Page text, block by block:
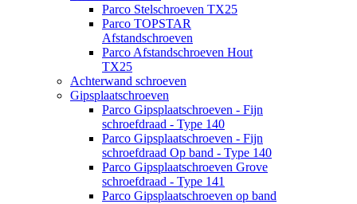
Parco Stelschroeven TX25
Parco TOPSTAR
Afstandschroeven
Parco Afstandschroeven Hout
TX25
Achterwand schroeven
Gipsplaatschroeven
Parco Gipsplaatschroeven - Fijn
schroefdraad - Type 140
Parco Gipsplaatschroeven - Fijn
schroefdraad Op band - Type 140
Parco Gipsplaatschroeven Grove
schroefdraad - Type 141
Parco Gipsplaatschroeven op band